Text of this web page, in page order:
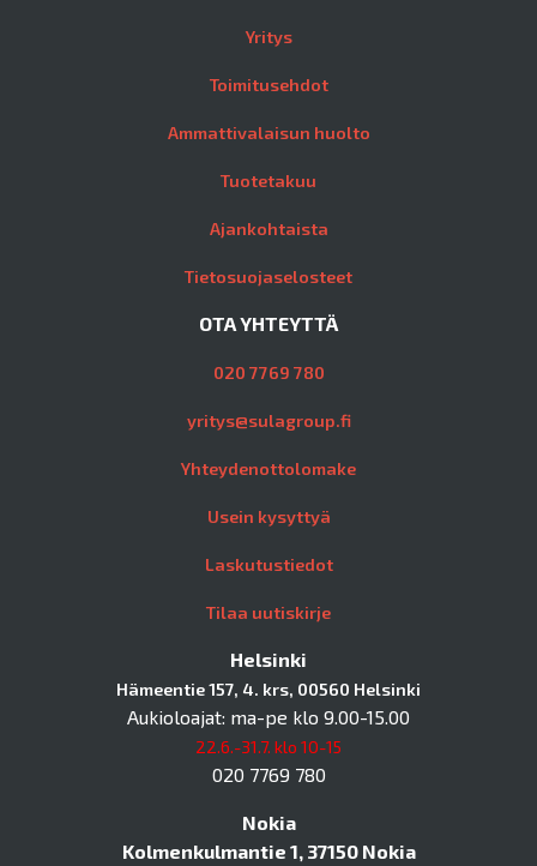
Yritys
Toimitusehdot
Ammattivalaisun huolto
Tuotetakuu
Ajankohtaista
Tietosuojaselosteet
OTA YHTEYTTÄ
020 7769 780
yritys@sulagroup.fi
Yhteydenottolomake
Usein kysyttyä
Laskutustiedot
Tilaa uutiskirje
Helsinki
Hämeentie 157, 4. krs, 00560 Helsinki
Aukioloajat: ma-pe klo 9.00-15.00
22.6.-31.7. klo 10-15
020 7769 780
Nokia
Kolmenkulmantie 1, 37150 Nokia